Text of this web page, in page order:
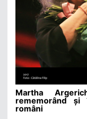
Martha
rememorând
și
români